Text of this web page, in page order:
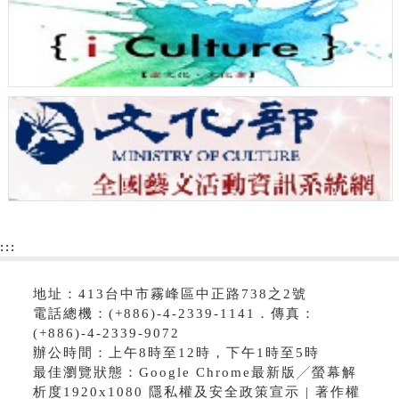
:::
地址：413台中市霧峰區中正路738之2號
電話總機：(+886)-4-2339-1141．傳真：
(+886)-4-2339-9072
辦公時間：上午8時至12時，下午1時至5時
最佳瀏覽狀態：Google Chrome最新版╱螢幕解
析度1920x1080 隱私權及安全政策宣示 | 著作權